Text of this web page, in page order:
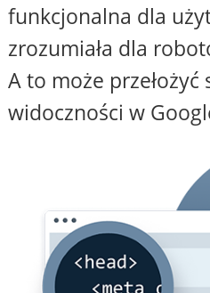
funkcjonalna dla
zrozumiała dla
A to może
widoczności w